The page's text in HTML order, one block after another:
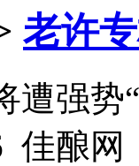
老许
遭强势
佳酿